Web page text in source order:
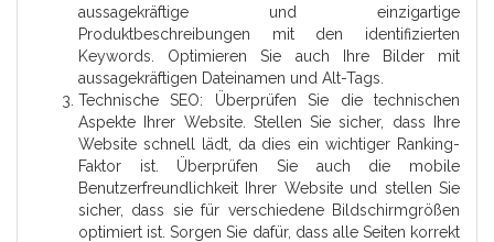
aussagekräftige und einzigartige
Produktbeschreibungen mit den identifizierten
Keywords. Optimieren Sie auch Ihre Bilder mit
aussagekräftigen Dateinamen und Alt-Tags.
Technische SEO: Überprüfen Sie die technischen
Aspekte Ihrer Website. Stellen Sie sicher, dass Ihre
Website schnell lädt, da dies ein wichtiger Ranking-
Faktor ist. Überprüfen Sie auch die mobile
Benutzerfreundlichkeit Ihrer Website und stellen Sie
sicher, dass sie für verschiedene Bildschirmgrößen
optimiert ist. Sorgen Sie dafür, dass alle Seiten korrekt